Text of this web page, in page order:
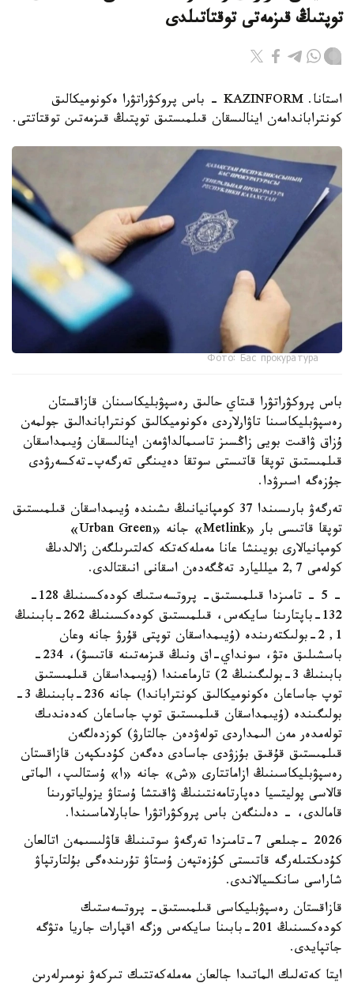
توپتىڭ قىزمەتى توقتاتىلدى
استانا. KAZINFORM - باس پروكۋراتۋرا ەكونوميكالىق
كونتراباندامەن اينالىسقان قىلمىستىق توپتىڭ قىزمەتىن توقتاتتى.
Фото: Бас прокуратура
باس پروكۋراتۋرا قىتاي حالىق رەسپۋبليكاسىنان قازاقستان
رەسپۋبليكاسىنا تاۋارلاردى ەكونوميكالىق كونتراباندالىق جولمەن
ۇزاق ۋاقىت بويى زاڭسىز تاسىمالداۋمەن اينالىسقان ۇيىمداسقان
قىلمىستىق توپقا قاتىستى سوتقا دەيىنگى تەرگەپ-تەكسەرۋدى
جۇزەگە اسىرۋدا.
تەرگەۋ بارىسىندا 37 كومپانيانىڭ ىشىندە ۇيىمداسقان قىلمىستىق
توپقا قاتىسى بار «Metlink» جانە «Urban Green»
كومپانيالارى بويىنشا عانا مەملەكەتكە كەلتىرىلگەن زالالدىڭ
كولەمى 2,7 ميلليارد تەڭگەدەن اسقانى انىقتالدى.
- 5 - تامىزدا قىلمىستىق- پروتسەستىك كودەكسىنىڭ 128-
132-باپتارىنا سايكەس، قىلمىستىق كودەكسىنىڭ 262-بابىنىڭ
1, 2-بولىكتەرىندە (ۇيىمداسقان توپتى قۇرۋ جانە وعان
باسشىلىق ەتۋ، سونداي-اق ونىڭ قىزمەتىنە قاتىسۋ)، 234-
بابىنىڭ 3-بولىگىنىڭ 2) تارماعىندا (ۇيىمداسقان قىلمىستىق
توپ جاساعان ەكونوميكالىق كونتراباندا) جانە 236-بابىنىڭ 3-
بولىگىندە (ۇيىمداسقان قىلمىستىق توپ جاساعان كەدەندىك
تولەمدەر مەن الىمداردى تولەۋدەن جالتارۋ) كوزدەلگەن
قىلمىستىق قۇقىق بۇزۋدى جاسادى دەگەن كۇدىكپەن قازاقستان
رەسپۋبليكاسىنىڭ ازاماتتارى «ش» جانە «ا» ۇستالىپ، الماتى
قالاسى پوليتسيا دەپارتامەنتىنىڭ ۋاقىتشا ۇستاۋ يزولياتورىنا
قامالدى، - دەلىنگەن باس پروكۋراتۋرا حابارلاماسىندا.
2026 -جىلعى 7-تامىزدا تەرگەۋ سوتىنىڭ قاۋلىسىمەن اتالعان
كۇدىكتىلەرگە قاتىستى كۇزەتپەن ۇستاۋ تۇرىندەگى بۇلتارتپاۋ
شاراسى سانكسيالاندى.
قازاقستان رەسپۋبليكاسى قىلمىستىق- پروتسەستىك
كودەكسىنىڭ 201-بابىنا سايكەس وزگە اقپارات جاريا ەتۋگە
جاتپايدى.
ايتا كەتەلىك الماتىدا جالعان مەملەكەتتىك تىركەۋ نومىرلەرىن